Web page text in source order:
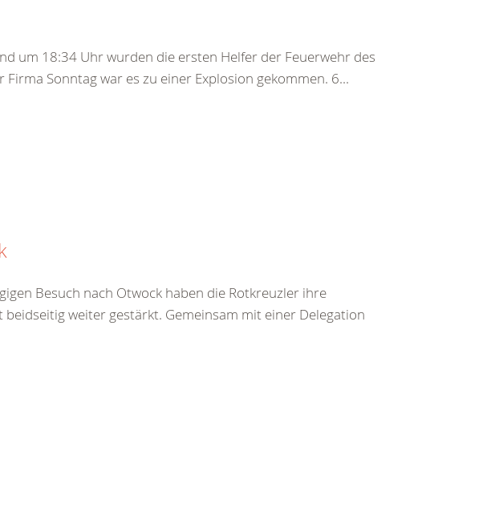
um 18:34 Uhr wurden die ersten Helfer der Feuerwehr des
Sonntag war es zu einer Explosion gekommen. 6...
Besuch nach Otwock haben die Rotkreuzler ihre
weiter gestärkt. Gemeinsam mit einer Delegation